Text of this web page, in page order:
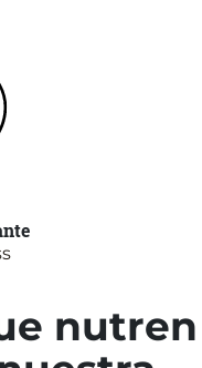
nutren